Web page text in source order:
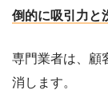
倒的に吸引力と
専門業者は、顧
消します。